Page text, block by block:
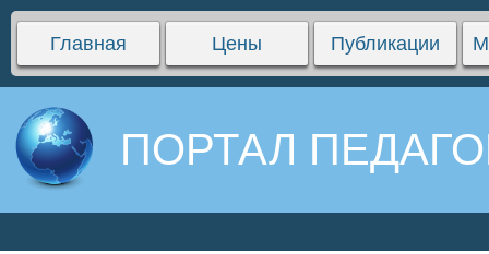
Главная Цены Публикации
ПОРТАЛ